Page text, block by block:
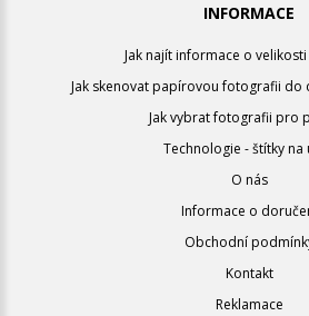
INFORMACE
Jak najít informace o
Jak skenovat papírovou fotografii
Jak vybrat fotografii pro
Technologie - štítky na
O nás
Informace o
Obchodní
Kontakt
Reklamace